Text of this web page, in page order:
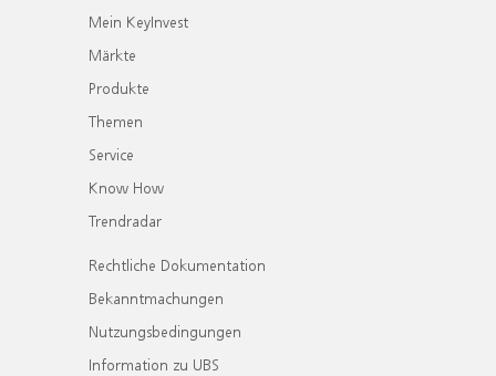
Mein KeyInvest
Märkte
Produkte
Themen
Service
Know How
Trendradar
Rechtliche Dokumentation
Bekanntmachungen
Nutzungsbedingungen
Information zu UBS